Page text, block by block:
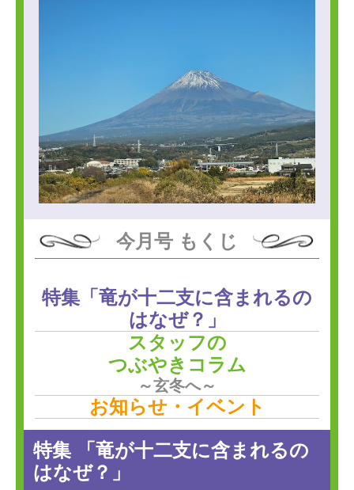
今月号 もくじ
特集「竜が十二支に含まれるの
はなぜ？」
スタッフの
つぶやきコラム
～玄冬へ～
お知らせ・イベント
特集 「竜が十二支に含まれるの
はなぜ？」